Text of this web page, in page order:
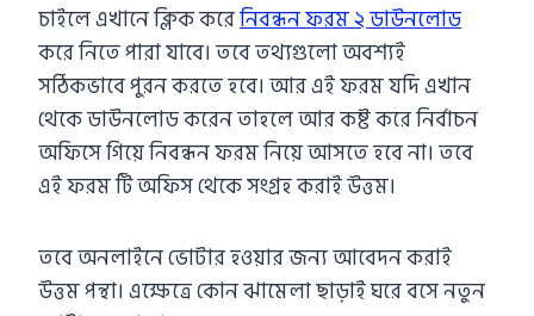
চাইলে এখানে ক্লিক করেনিবন্ধন ফরম ২ ডাউনলোড
করে নিতে পারা যাবে। তবে তথ্যগুলো অবশ্যই
সঠিকভাবে পুরন করতে হবে। আর এই ফরম যদি এখান
থেকে ডাউনলোড করেন তাহলে আর কষ্ট করে নির্বাচন
অফিসে গিয়ে নিবন্ধন ফরম নিয়ে আসতে হবে না। তবে
এই ফরম টি অফিস থেকে সংগ্রহ করাই উত্তম।
তবে অনলাইনে ভোটার হওয়ার জন্য আবেদন করাই
উত্তম পন্থা। এক্ষেত্রে কোন ঝামেলা ছাড়াই ঘরে বসে নতুন